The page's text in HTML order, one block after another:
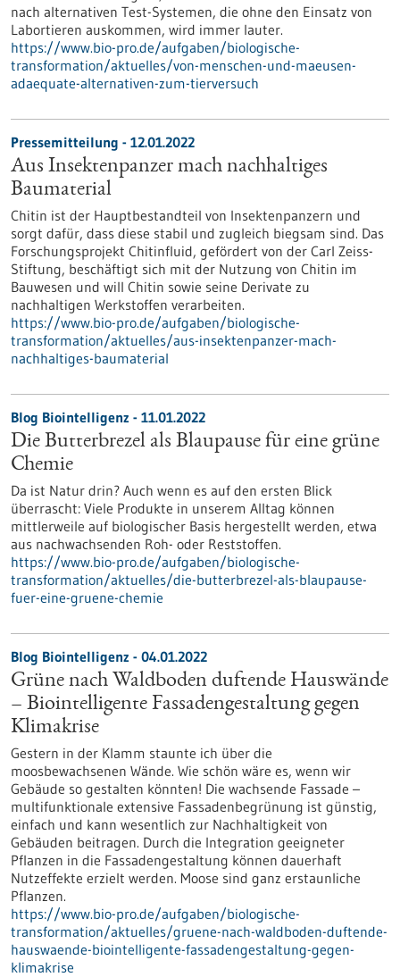
nach alternativen Test-Systemen, die ohne den Einsatz von
Labortieren auskommen, wird immer lauter.
https://www.bio-pro.de/aufgaben/biologische-
transformation/aktuelles/von-menschen-und-maeusen-
adaequate-alternativen-zum-tierversuch
Pressemitteilung - 12.01.2022
Aus Insektenpanzer mach nachhaltiges
Baumaterial
Chitin ist der Hauptbestandteil von Insektenpanzern und
sorgt dafür, dass diese stabil und zugleich biegsam sind. Das
Forschungsprojekt Chitinfluid, gefördert von der Carl Zeiss-
Stiftung, beschäftigt sich mit der Nutzung von Chitin im
Bauwesen und will Chitin sowie seine Derivate zu
nachhaltigen Werkstoffen verarbeiten.
https://www.bio-pro.de/aufgaben/biologische-
transformation/aktuelles/aus-insektenpanzer-mach-
nachhaltiges-baumaterial
Blog Biointelligenz - 11.01.2022
Die Butterbrezel als Blaupause für eine grüne
Chemie
Da ist Natur drin? Auch wenn es auf den ersten Blick
überrascht: Viele Produkte in unserem Alltag können
mittlerweile auf biologischer Basis hergestellt werden, etwa
aus nachwachsenden Roh- oder Reststoffen.
https://www.bio-pro.de/aufgaben/biologische-
transformation/aktuelles/die-butterbrezel-als-blaupause-
fuer-eine-gruene-chemie
Blog Biointelligenz - 04.01.2022
Grüne nach Waldboden duftende Hauswände
– Biointelligente Fassadengestaltung gegen
Klimakrise
Gestern in der Klamm staunte ich über die
moosbewachsenen Wände. Wie schön wäre es, wenn wir
Gebäude so gestalten könnten! Die wachsende Fassade –
multifunktionale extensive Fassadenbegrünung ist günstig,
einfach und kann wesentlich zur Nachhaltigkeit von
Gebäuden beitragen. Durch die Integration geeigneter
Pflanzen in die Fassadengestaltung können dauerhaft
Nutzeffekte erzielt werden. Moose sind ganz erstaunliche
Pflanzen.
https://www.bio-pro.de/aufgaben/biologische-
transformation/aktuelles/gruene-nach-waldboden-duftende-
hauswaende-biointelligente-fassadengestaltung-gegen-
klimakrise